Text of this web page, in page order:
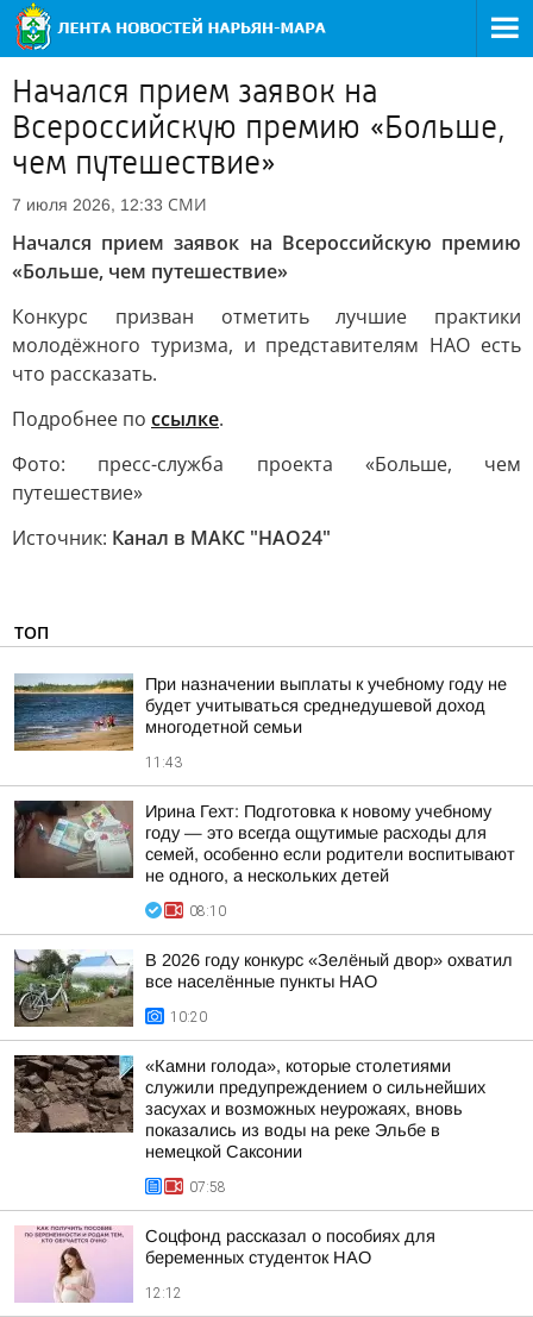
Начался прием заявок на
Всероссийскую премию «Больше,
чем путешествие»
7 июля 2026, 12:33 СМИ
Начался прием заявок на Всероссийскую премию
«Больше, чем путешествие»
Конкурс призван отметить лучшие практики
молодёжного туризма, и представителям НАО есть
что рассказать.
Подробнее по ссылке.
Фото: пресс-служба проекта «Больше, чем
путешествие»
Источник: Канал в МАКС "НАО24"
ТОП
При назначении выплаты к учебному году не
будет учитываться среднедушевой доход
многодетной семьи
11:43
Ирина Гехт: Подготовка к новому учебному
году — это всегда ощутимые расходы для
семей, особенно если родители воспитывают
не одного, а нескольких детей
08:10
В 2026 году конкурс «Зелёный двор» охватил
все населённые пункты НАО
10:20
«Камни голода», которые столетиями
служили предупреждением о сильнейших
засухах и возможных неурожаях, вновь
показались из воды на реке Эльбе в
немецкой Саксонии
07:58
Соцфонд рассказал о пособиях для
беременных студенток НАО
12:12